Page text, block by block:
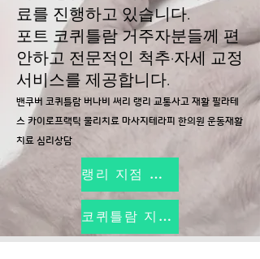
료를 진행하고 있습니다.
포트 코퀴틀람 거주자분들께 편
안하고 전문적인 척추·자세 교정
서비스를 제공합니다.
밴쿠버 코퀴틀람 버나비 써리 랭리 교통사고 재활 필라테
스 카이로프랙틱 물리치료 마사지테라피 한의원 운동재활
치료 심리상담
랭리 지점 예약하기
코퀴틀람 지점 예약하기